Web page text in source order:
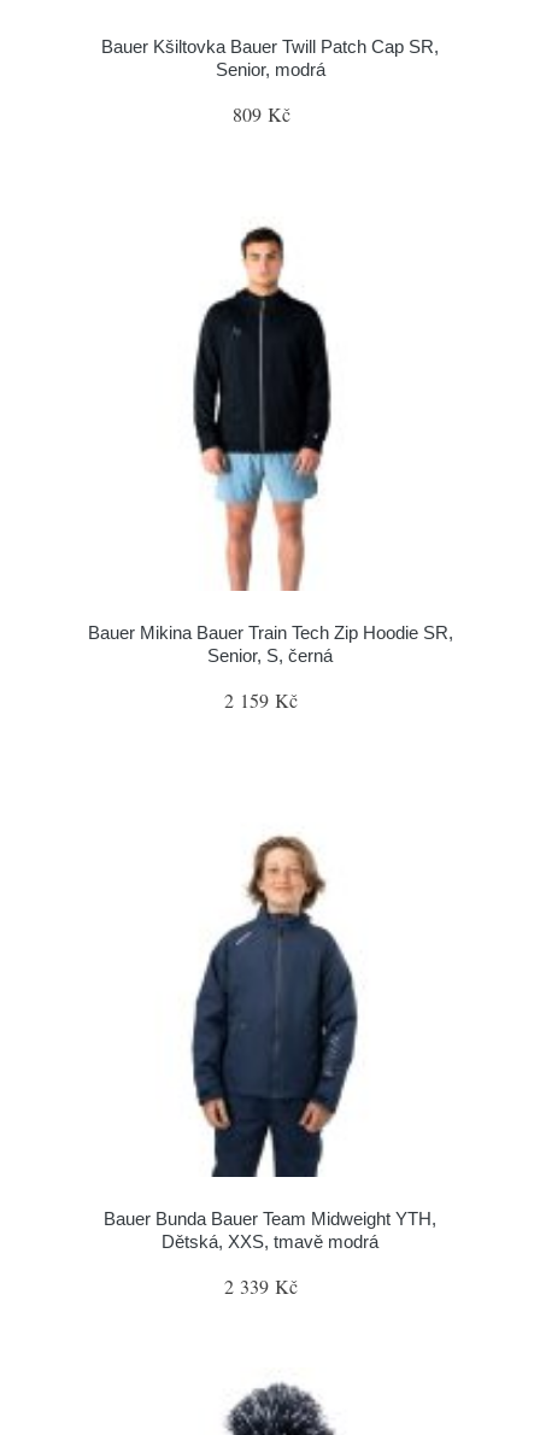
Bauer Kšiltovka Bauer Twill Patch Cap SR,
Senior, modrá
809 Kč
Bauer Mikina Bauer Train Tech Zip Hoodie SR,
Senior, S, černá
2 159 Kč
Bauer Bunda Bauer Team Midweight YTH,
Dětská, XXS, tmavě modrá
2 339 Kč